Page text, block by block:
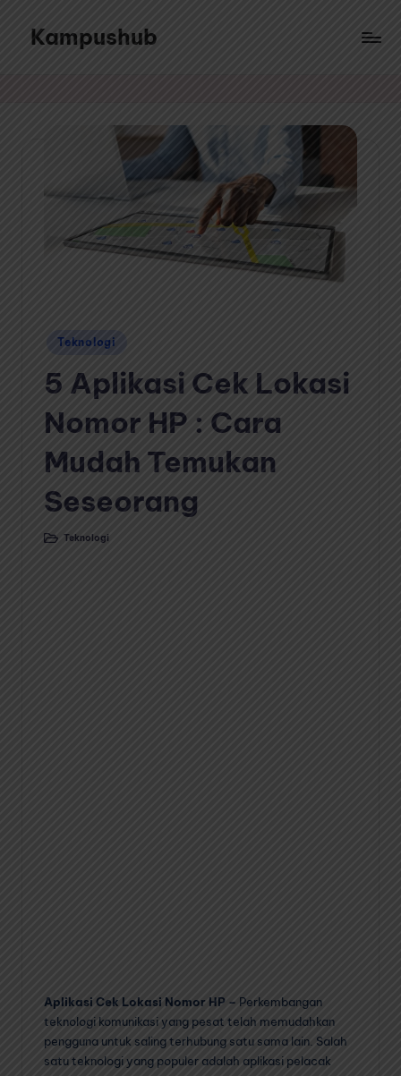
Kampushub
Posted
Teknologi
5 Aplikasi Cek Lokasi
Nomor HP : Cara
Mudah Temukan
Seseorang
PostedTeknologi
Aplikasi Cek Lokasi Nomor HP – Perkembangan
teknologi komunikasi yang pesat telah memudahkan
pengguna untuk saling terhubung satu sama lain. Salah
satu teknologi yang populer adalah aplikasi pelacak